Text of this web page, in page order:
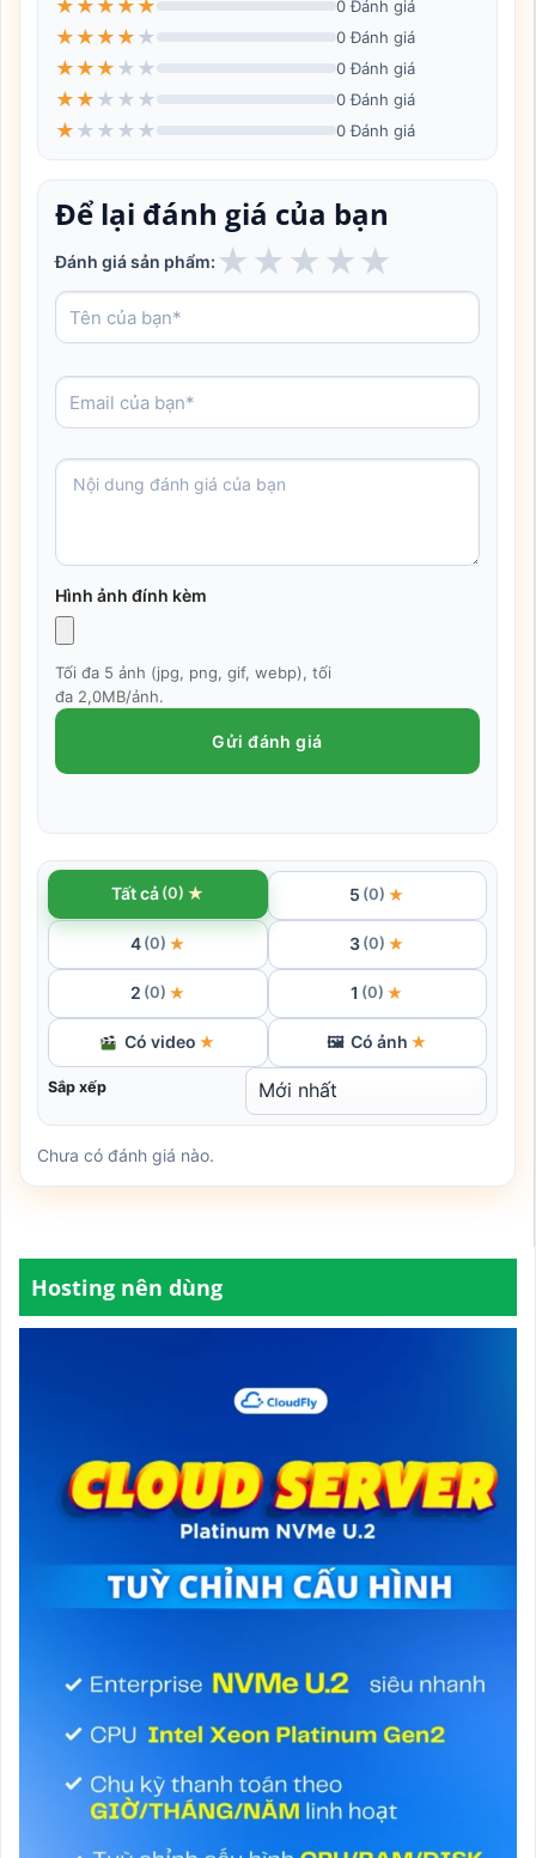
★ ★ ★ ★ ★ 0 Đánh giá
★ ★ ★ ★ ★ 0 Đánh giá
★ ★ ★ ★ ★ 0 Đánh giá
★ ★ ★ ★ ★ 0 Đánh giá
★ ★ ★ ★ ★ 0 Đánh giá
Để lại đánh giá của bạn
Đánh giá sản phẩm: ★ ★ ★ ★★
Hình ảnh đính kèm
Tối đa 5 ảnh (jpg, png, gif, webp), tối
đa 2,0MB/ảnh.
Gửi đánh giá
Tất cả (0) ★ 5 (0) ★
4 (0) ★ 3 (0) ★
2 (0) ★ 1 (0) ★
Có video ★ 🖼 Có ảnh ★
Sắp xếp
Chưa có đánh giá nào.
Hosting nên dùng